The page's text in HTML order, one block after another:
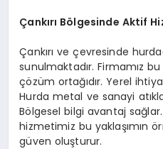
Çankırı Bölgesinde Aktif
Çankırı ve çevresinde
sunulmaktadır. Firmamız
çözüm ortağıdır. Yerel
Hurda metal ve sanayi
Bölgesel bilgi avantaj sağlar.
hizmetimiz bu yaklaşımın
güven oluşturur.